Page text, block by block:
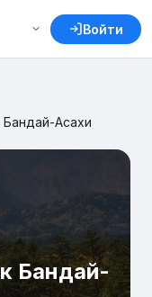
Войти
Асахи
Бандай-